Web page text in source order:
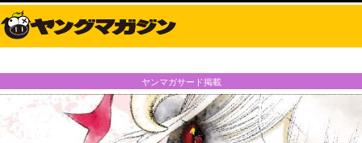
ヤンマガサード掲載